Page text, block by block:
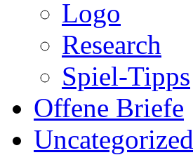
Logo
Research
Spiel-Tipps
Offene Briefe
Uncategorized